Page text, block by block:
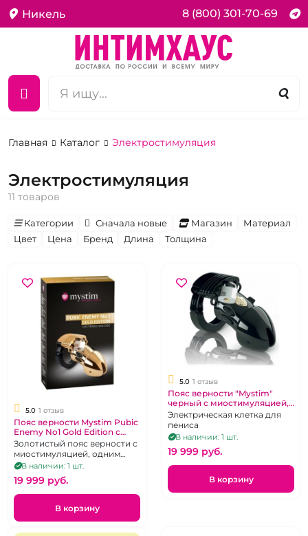
Никель 8 (800) 301-70-69
Главная Каталог Электростимуляция
Электростимуляция
11 товаров
Категории Сначала новые Магазин
Материал
Цвет
Цена Бренд Длина Толщина
5.0 1 отзыв
Пояс верности Mystim Pubic
Enemy No1 Gold Edition с
миостимуляцией
Золотистый пояс верности с
миостимуляцией, одним
металлическим замочком и
пятью пластиковыми
пломбами
В наличии: 1 шт.
19 999 pуб.
В корзину
5.0 1 отзыв
Пояс верности "Mystim"
черный с миостимуляцией, 1
металлический и 5
пластмассовых замочков
Электрическая клетка для
пениса
В наличии: 1 шт.
19 999 pуб.
В корзину